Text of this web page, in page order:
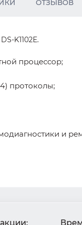
ОТЗЫВОВ
K1102E.
процессор;
протоколы;
и